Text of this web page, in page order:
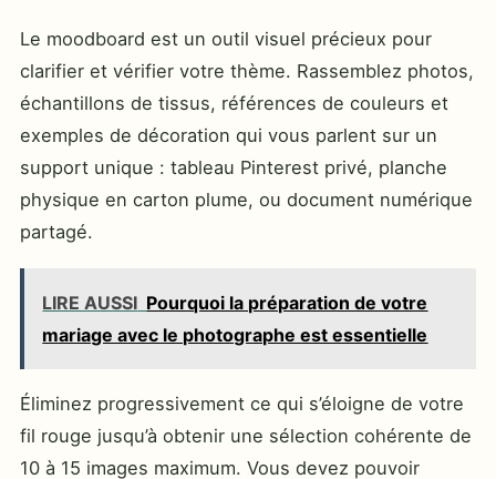
Le moodboard est un outil visuel précieux pour
clarifier et vérifier votre thème. Rassemblez photos,
échantillons de tissus, références de couleurs et
exemples de décoration qui vous parlent sur un
support unique : tableau Pinterest privé, planche
physique en carton plume, ou document numérique
partagé.
LIRE AUSSI Pourquoi la préparation de votre
mariage avec le photographe est essentielle
Éliminez progressivement ce qui s’éloigne de votre
fil rouge jusqu’à obtenir une sélection cohérente de
10 à 15 images maximum. Vous devez pouvoir